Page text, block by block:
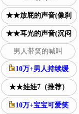
★★放屁的声音(像刹
★★耳光的声音(沉闷
男人带笑的喊叫
10万+男人持续缓
★★娃娃7（推荐）
10万+宝宝可爱笑